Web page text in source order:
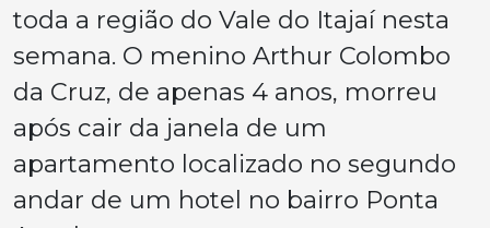
toda a região do Vale do Itajaí nesta
semana. O menino Arthur Colombo
da Cruz, de apenas 4 anos, morreu
após cair da janela de um
apartamento localizado no segundo
andar de um hotel no bairro Ponta